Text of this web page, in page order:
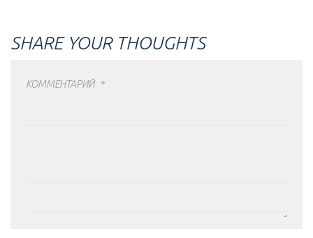
SHARE YOUR THOUGHTS
КОММЕНТАРИЙ *